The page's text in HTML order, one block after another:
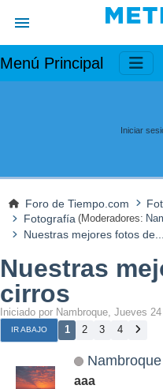
Menú Principal
Iniciar
Foro de Tiempo.com
Fotografía (Moderadores:
Nuestras mejores fotos
Nuestras
cirros
Iniciado por Nambroque, Jueves
IR ABAJO 1 2 3 4
Nambroque
aaa